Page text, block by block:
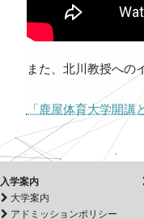
また、北川教授への
「鹿屋体育大学開
入学案内
大学案内
アドミッションポリシー